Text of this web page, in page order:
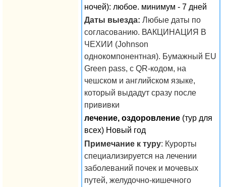
ночей): любое. минимум - 7 дней
Даты выезда: Любые даты по
согласованию. ВАКЦИНАЦИЯ В
ЧЕХИИ (Johnson
однокомпонентная). Бумажный EU
Green pass, с QR-кодом, на
чешском и английском языке,
который выдадут сразу после
прививки
лечение, оздоровление (тур для
всех) Новый год
Примечание к туру: Курорты
специализируется на лечении
заболеваний почек и мочевых
путей, желудочно-кишечного